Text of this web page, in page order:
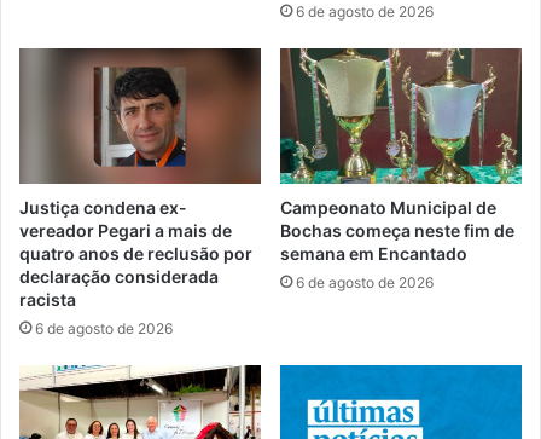
6 de agosto de 2026
Justiça condena ex-
vereador Pegari a mais de
quatro anos de reclusão por
declaração considerada
racista
6 de agosto de 2026
Campeonato Municipal de
Bochas começa neste fim de
semana em Encantado
6 de agosto de 2026